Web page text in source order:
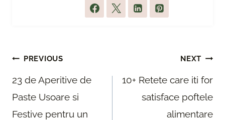
Post
navigation
PREVIOUS
23 de Aperitive de
Paste Usoare si
Festive pentru un
NEXT
10+ Retete care iti for
satisface poftele
alimentare